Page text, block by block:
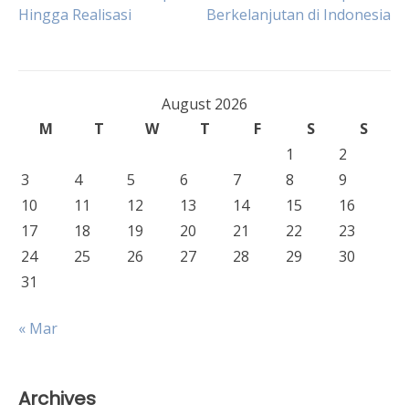
navigation
Hingga Realisasi
Berkelanjutan di Indonesia
August 2026
M
T W T F S
S
1
2
3
4 5 6 7 8
9
10
11 12 13 14 15
16
17
18 19 20 21 22
23
24
25 26 27 28 29
30
31
« Mar
Archives